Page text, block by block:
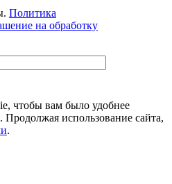
Политика
на обработку
чтобы вам было удобнее
Продолжая использование сайта,
.